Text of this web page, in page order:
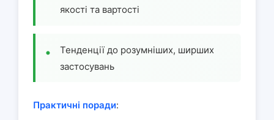
якості та вартості
Тенденції до розумніших, ширших
застосувань
Практичні поради: